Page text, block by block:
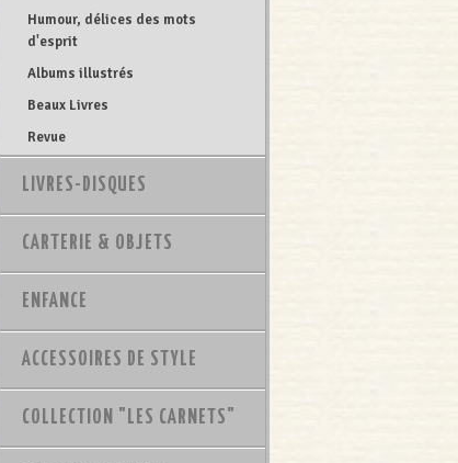
Humour, délices des mots
d'esprit
Albums illustrés
Beaux Livres
Revue
LIVRES-DISQUES
CARTERIE & OBJETS
ENFANCE
ACCESSOIRES DE STYLE
COLLECTION "LES CARNETS"